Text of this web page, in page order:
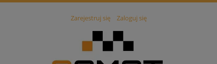
Zarejestruj się Zaloguj się